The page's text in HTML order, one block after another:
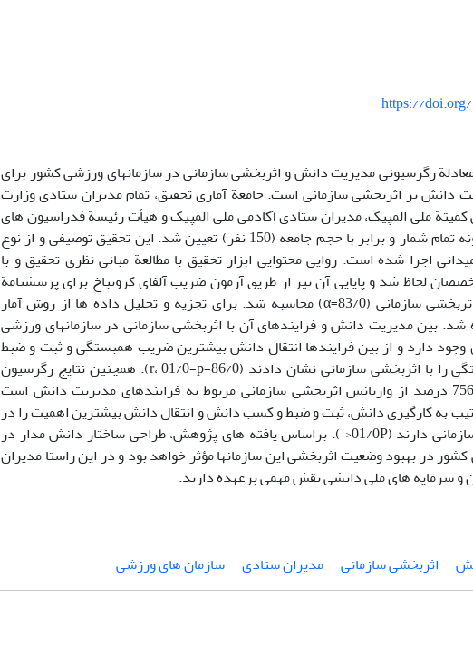
https://
رگرسیونی مدیریت دانش و اثربخشی سازمانی در سازمان­های ورزشی کشور برای
دانش بر اثربخشی سازمانی است. جامعة آماری تحقیق، تمام مدیران ستادی وزارت
ملی المپیک، مدیران ستادی آکادمی ملی المپیک و هیأت رئیسة فدراسیون­ های
برتر ورزشی بود که حجم نمونه تمام ­شمار و برابر با حجم جامعه (150 نفر) تعیین شد. این تحقیق توصیفی و از نوع
اجرا شده است. روایی محتوایی ابزار تحقیق با مطالعة مبانی نظری تحقیق و با
لحاظ شد و پایایی آن نیز از طریق آزمون ضریب آلفای کرونباخ برای پرسشنامة
مدیریت دانش (88/0=α) و اثربخشی سازمانی (83/0=α) محاسبه شد. برای تجزیه ­و تحلیل داده­ ها از روش آمار
شد. بین مدیریت دانش و فرایندهای آن با اثربخشی سازمانی در سازمان­های ورزشی
وجود دارد و از بین فرایندها انتقال دانش بیشترین ضریب همبستگی و ثبت و ضبط
دانش کمترین ضریب همبستگی را با اثربخشی سازمانی نشان دادند (86/0=r، 01/0=p). همچنین نتایج رگرسیون
چندمتغیره نشان داد که 756/0 درصد از واریانس اثربخشی سازمانی مربوط به فرایندهای مدیریت دانش است
به­ کارگیری دانش، ثبت و ضبط و کسب دانش و انتقال دانش بیشترین اهمیت را در
پیش­بینی تغییرات اثربخشی سازمانی دارند (01/0P< ). براساس یافته­ های پژوهش، طراحی ساختار دانش­ مدار در
در بهبود وضعیت اثربخشی این سازمان­ها مؤثر خواهد بود و در این راستا مدیران
و سرمایه ­های ملی دانشی نقش مهمی برعهده دارند.
اثربخشی سازمانی مدیران ستادی سازمان های ورزشی